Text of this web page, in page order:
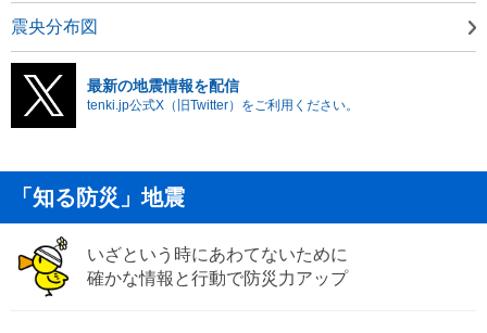
震央分布図
最新の地震情報を配信
tenki.jp公式X（旧Twitter）をご利用ください。
「知る防災」地震
いざという時にあわてないために
確かな情報と行動で防災力アップ